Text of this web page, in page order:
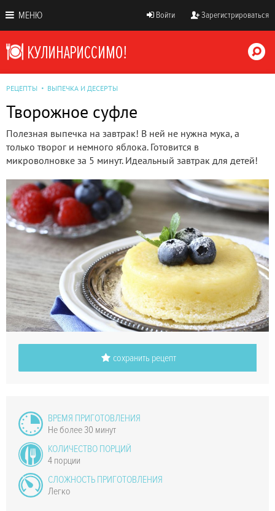
МЕНЮ Войти Зарегистрироваться
РЕЦЕПТЫ ВЫПЕЧКА И ДЕСЕРТЫ
Творожное суфле
Полезная выпечка на завтрак! В ней не нужна мука, а
только творог и немного яблока. Готовится в
микроволновке за 5 минут. Идеальный завтрак для детей!
сохранить рецепт
ВРЕМЯ ПРИГОТОВЛЕНИЯ
Не более 30 минут
КОЛИЧЕСТВО ПОРЦИЙ
4 порции
СЛОЖНОСТЬ ПРИГОТОВЛЕНИЯ
Легко